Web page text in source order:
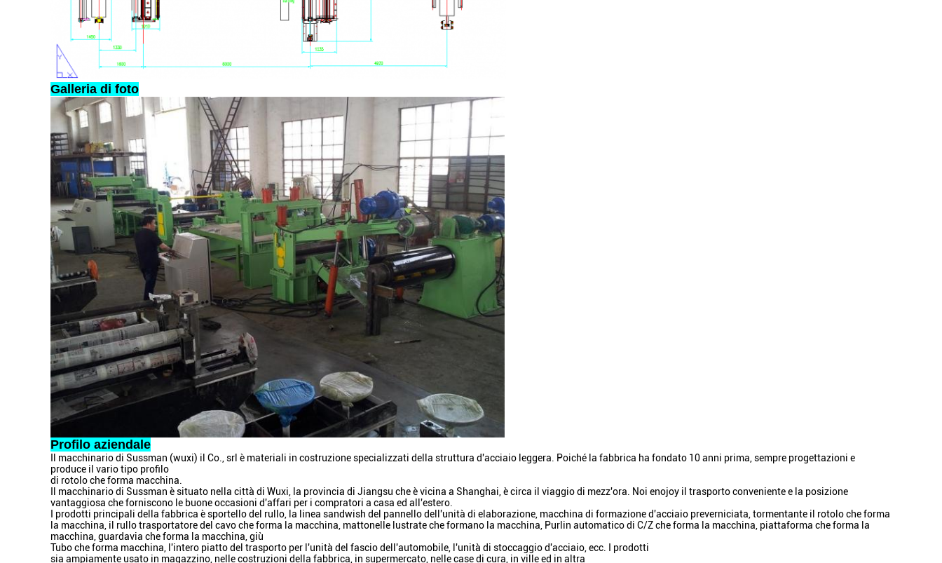
Galleria di foto
Profilo aziendale
Il macchinario di Sussman (wuxi) il Co., srl è materiali in costruzione specializzati della struttura d'acciaio leggera. Poiché la fabbrica ha fondato 10 anni prima, sempre progettazioni e
produce il vario tipo profilo
di rotolo che forma macchina.
Il macchinario di Sussman è situato nella città di Wuxi, la provincia di Jiangsu che è vicina a Shanghai, è circa il viaggio di mezz'ora. Noi enojoy il trasporto conveniente e la posizione
vantaggiosa che forniscono le buone occasioni d'affari per i compratori a casa ed all'estero.
I prodotti principali della fabbrica è sportello del rullo, la linea sandwish del pannello dell'unità di elaborazione, macchina di formazione d'acciaio preverniciata, tormentante il rotolo che forma
la macchina, il rullo trasportatore del cavo che forma la macchina, mattonelle lustrate che formano la macchina, Purlin automatico di C/Z che forma la macchina, piattaforma che forma la
macchina, guardavia che forma la macchina, giù
Tubo che forma macchina, l'intero piatto del trasporto per l'unità del fascio dell'automobile, l'unità di stoccaggio d'acciaio, ecc. I prodotti
sia ampiamente usato in magazzino, nelle costruzioni della fabbrica, in supermercato, nelle case di cura, in ville ed in altra